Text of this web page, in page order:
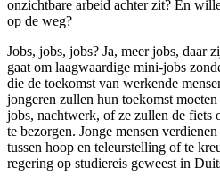
onzichtbare arbeid achter zit? En
op de weg?
Jobs, jobs, jobs? Ja, meer jobs, daar
gaat om laagwaardige mini-jobs
die de toekomst van werkende
jongeren zullen hun toekomst
jobs, nachtwerk, of ze zullen de fiets
te bezorgen. Jonge mensen
tussen hoop en teleurstelling of te
regering op studiereis geweest in